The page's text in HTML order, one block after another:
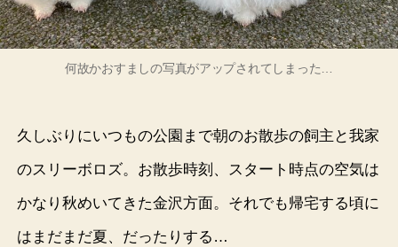
何故かおすましの写真がアップされてしまった…
久しぶりにいつもの公園まで朝のお散歩の飼主と我家
のスリーボロズ。お散歩時刻、スタート時点の空気は
かなり秋めいてきた金沢方面。それでも帰宅する頃に
はまだまだ夏、だったりする…